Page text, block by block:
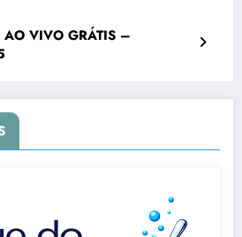
AO VIVO GRÁTIS –